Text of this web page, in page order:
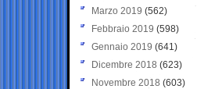
Marzo 2019 (562)
Febbraio 2019 (598)
Gennaio 2019 (641)
Dicembre 2018 (623)
Novembre 2018 (603)